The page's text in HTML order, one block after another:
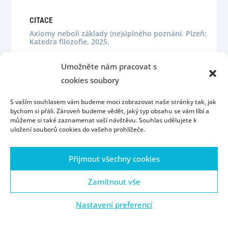
Umožněte nám pracovat s
cookies soubory
S vaším souhlasem vám budeme moci zobrazovat naše stránky tak, jak
bychom si přáli. Zároveň budeme vědět, jaký typ obsahu se vám líbí a
můžeme si také zaznamenat vaší návštěvu. Souhlas udělujete k
uložení souborů cookies do vašeho prohlížeče.
Přijmout všechny cookies
Zamítnout vše
Nastavení preferencí
CITACE
Axiomy neboli základy (ne)úplného poznání. Plzeň:
Katedra filozofie, 2025.
poznání
Contact People
Portál ZČU